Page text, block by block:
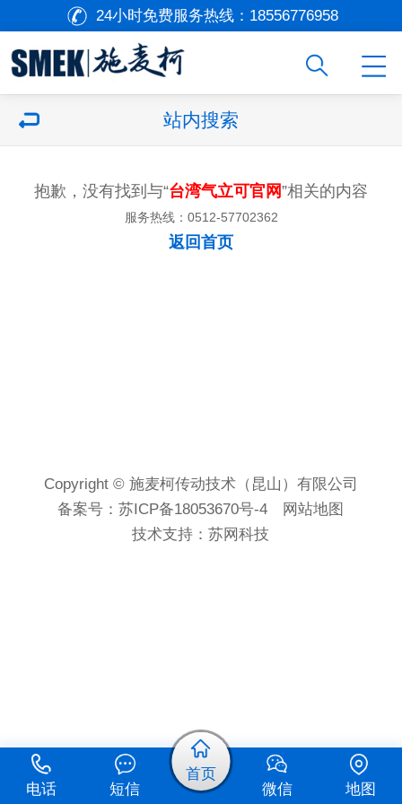
24小时免费服务热线： 18556776958
站内搜索
抱歉，没有找到与“台湾气立可官网”相关的内容
服务热线：0512-57702362
返回首页
Copyright © 施麦柯传动技术（昆山）有限公司
备案号：苏ICP备18053670号-4
网站地图
技术支持：苏网科技
电话 短信
首页
微信
地图